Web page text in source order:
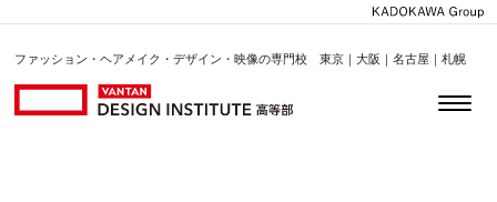
ファッション・ヘアメイク・デザイン・映像の専門校 東京｜大阪｜名古屋｜札幌